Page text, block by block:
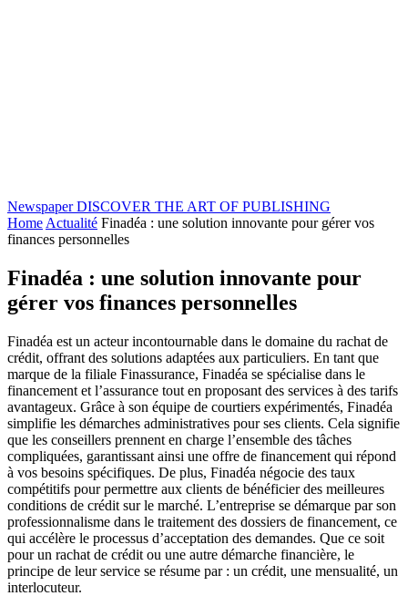
Newspaper DISCOVER THE ART OF PUBLISHING
Home Actualité Finadéa : une solution innovante pour gérer vos
finances personnelles
Finadéa : une solution innovante pour
gérer vos finances personnelles
Finadéa est un acteur incontournable dans le domaine du rachat de
crédit, offrant des solutions adaptées aux particuliers. En tant que
marque de la filiale Finassurance, Finadéa se spécialise dans le
financement et l’assurance tout en proposant des services à des tarifs
avantageux. Grâce à son équipe de courtiers expérimentés, Finadéa
simplifie les démarches administratives pour ses clients. Cela signifie
que les conseillers prennent en charge l’ensemble des tâches
compliquées, garantissant ainsi une offre de financement qui répond
à vos besoins spécifiques. De plus, Finadéa négocie des taux
compétitifs pour permettre aux clients de bénéficier des meilleures
conditions de crédit sur le marché. L’entreprise se démarque par son
professionnalisme dans le traitement des dossiers de financement, ce
qui accélère le processus d’acceptation des demandes. Que ce soit
pour un rachat de crédit ou une autre démarche financière, le
principe de leur service se résume par : un crédit, une mensualité, un
interlocuteur.